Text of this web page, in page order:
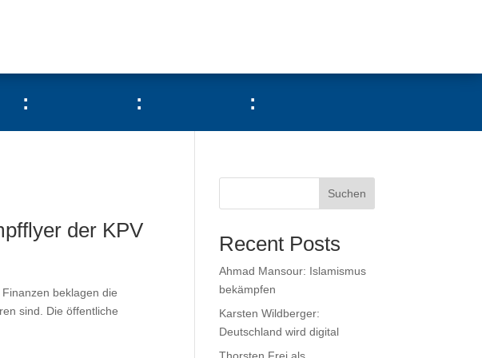
: : :
der KPV
beklagen die
sind. Die öffentliche
Suchen
Recent Posts
Ahmad Mansour: Islamismus
bekämpfen
Karsten Wildberger:
Deutschland wird digital
Thorsten Frei als